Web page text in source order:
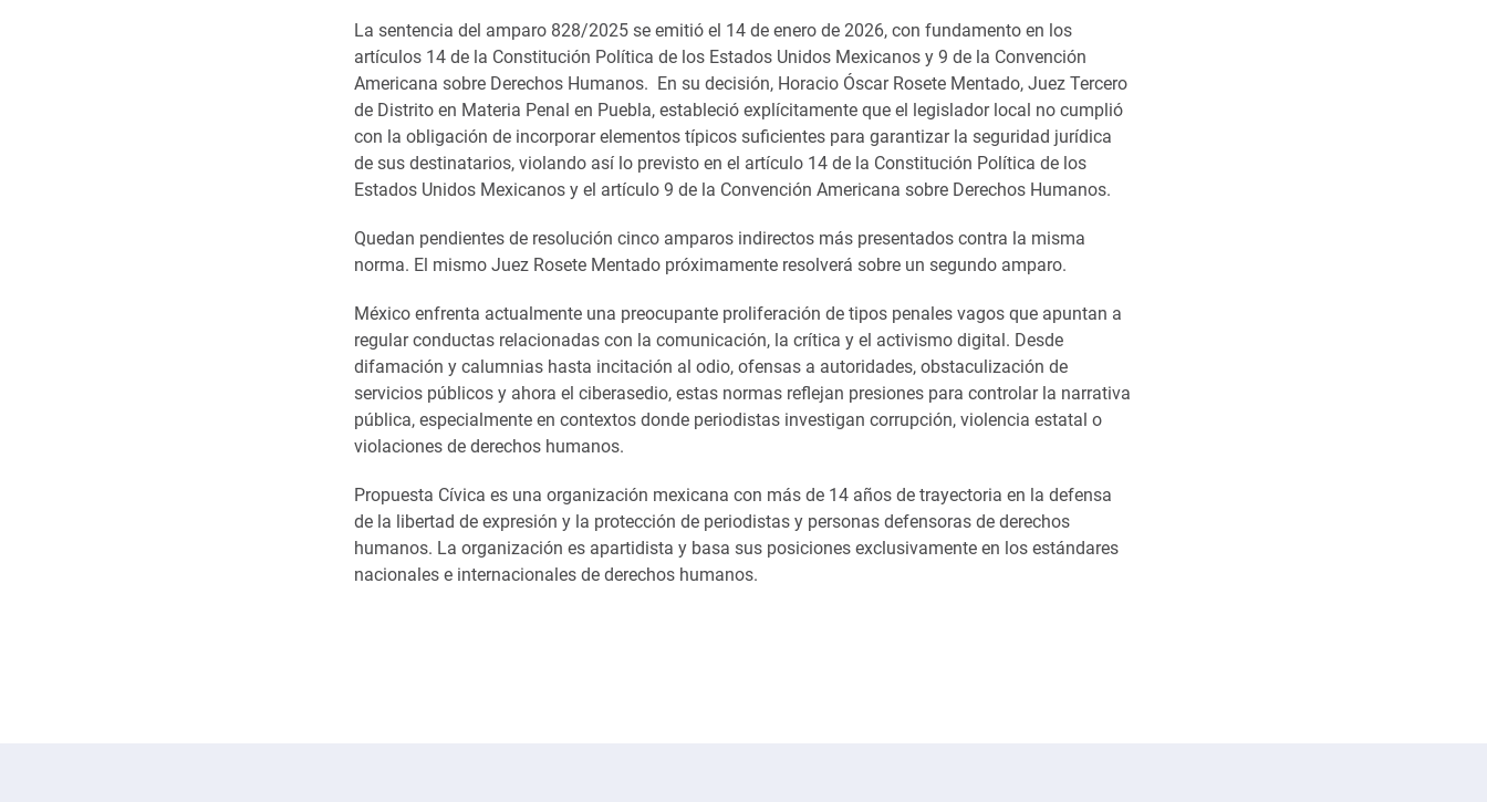
La sentencia del amparo 828/2025 se emitió el 14 de enero de 2026, con fundamento en los
artículos 14 de la Constitución Política de los Estados Unidos Mexicanos y 9 de la Convención
Americana sobre Derechos Humanos. En su decisión, Horacio Óscar Rosete Mentado, Juez Tercero
de Distrito en Materia Penal en Puebla, estableció explícitamente que el legislador local no cumplió
con la obligación de incorporar elementos típicos suficientes para garantizar la seguridad jurídica
de sus destinatarios, violando así lo previsto en el artículo 14 de la Constitución Política de los
Estados Unidos Mexicanos y el artículo 9 de la Convención Americana sobre Derechos Humanos.
Quedan pendientes de resolución cinco amparos indirectos más presentados contra la misma
norma. El mismo Juez Rosete Mentado próximamente resolverá sobre un segundo amparo.
México enfrenta actualmente una preocupante proliferación de tipos penales vagos que apuntan a
regular conductas relacionadas con la comunicación, la crítica y el activismo digital. Desde
difamación y calumnias hasta incitación al odio, ofensas a autoridades, obstaculización de
servicios públicos y ahora el ciberasedio, estas normas reflejan presiones para controlar la narrativa
pública, especialmente en contextos donde periodistas investigan corrupción, violencia estatal o
violaciones de derechos humanos.
Propuesta Cívica es una organización mexicana con más de 14 años de trayectoria en la defensa
de la libertad de expresión y la protección de periodistas y personas defensoras de derechos
humanos. La organización es apartidista y basa sus posiciones exclusivamente en los estándares
nacionales e internacionales de derechos humanos.